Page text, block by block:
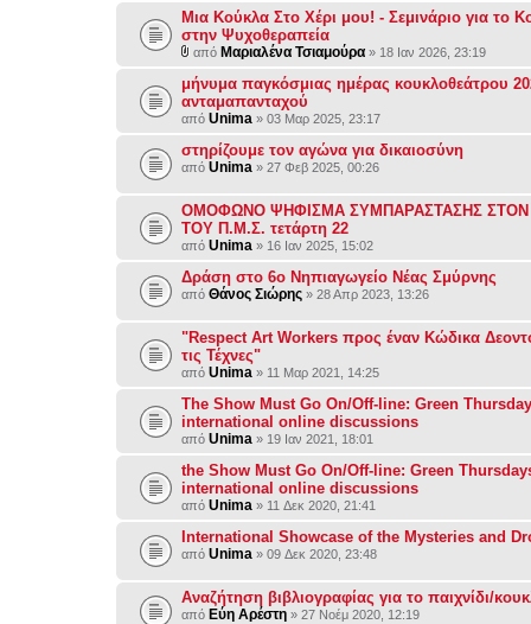
Μια Κούκλα Στο Χέρι μου! - Σεμινάριο για το
στην Ψυχοθεραπεία
από Μαριαλένα Τσιαμούρα » 18 Ιαν 2026, 23:19
μήνυμα παγκόσμιας ημέρας κουκλοθεάτρου
ανταμαπανταχού
από Unima » 03 Μαρ 2025, 23:17
στηρίζουμε τον αγώνα για δικαιοσύνη
από Unima » 27 Φεβ 2025, 00:26
ΟΜΟΦΩΝΟ ΨΗΦΙΣΜΑ ΣΥΜΠΑΡΑΣΤΑΣΗΣ
ΤΟΥ Π.Μ.Σ. τετάρτη 22
από Unima » 16 Ιαν 2025, 15:02
Δράση στο 6ο Νηπιαγωγείο Νέας Σμύρνης
από Θάνος Σιώρης » 28 Απρ 2023, 13:26
"Respect Art Workers προς έναν Κώδικα
τις Τέχνες"
από Unima » 11 Μαρ 2021, 14:25
The Show Must Go On/Off-line: Green
international online discussions
από Unima » 19 Ιαν 2021, 18:01
the Show Must Go On/Off-line: Green
international online discussions
από Unima » 11 Δεκ 2020, 21:41
International Showcase of the Mysteries and
από Unima » 09 Δεκ 2020, 23:48
Αναζήτηση βιβλιογραφίας για το παιχνίδι/
από Εύη Αρέστη » 27 Νοέμ 2020, 12:19